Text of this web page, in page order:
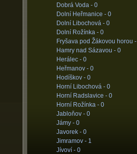
Dobrá Voda - 0
Dolní Heřmanice - 0
Dolní Libochová - 0
Dolní Rožínka - 0
Fryšava pod Žákovou horou -
Hamry nad Sázavou - 0
Herálec - 0
Heřmanov - 0
Hodíškov - 0
Horní Libochová - 0
Horní Radslavice - 0
Horní Rožínka - 0
Jabloňov - 0
Jámy - 0
Javorek - 0
Jimramov - 1
Jívoví - 0